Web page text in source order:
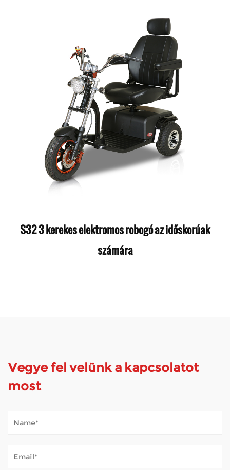
S32 3 kerekes elektromos robogó az időskorúak
számára
Vegye fel velünk a kapcsolatot
most